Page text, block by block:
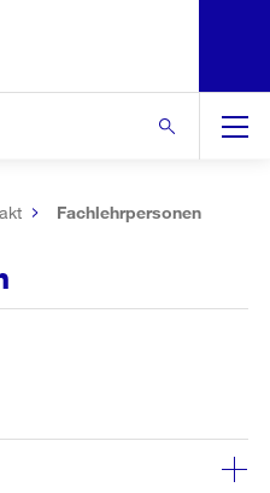
Fachlehrpersonen